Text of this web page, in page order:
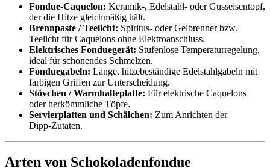
Fondue-Caquelon: Keramik-, Edelstahl- oder Gusseisentopf,
der die Hitze gleichmäßig hält.
Brennpaste / Teelicht: Spiritus- oder Gelbrenner bzw.
Teelicht für Caquelons ohne Elektroanschluss.
Elektrisches Fonduegerät: Stufenlose Temperaturregelung,
ideal für schonendes Schmelzen.
Fonduegabeln: Lange, hitzebeständige Edelstahlgabeln mit
farbigen Griffen zur Unterscheidung.
Stövchen / Warmhalteplatte: Für elektrische Caquelons
oder herkömmliche Töpfe.
Servierplatten und Schälchen: Zum Anrichten der
Dipp‑Zutaten.
Arten von Schokoladenfondue